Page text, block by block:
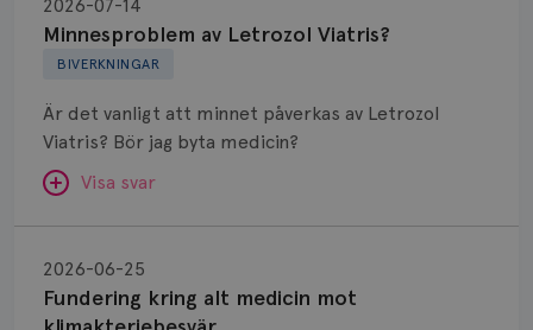
BIVERKNINGAR
Minnesproblem av Letrozol Viatris?
2026-07-14
Är det vanligt att minnet påverkas av Letrozol
Viatris? Bör jag byta medicin?
Visa svar
SVAR:
Hej. Oavsett vilken hormonsänkande behandling
Letrozol
Viatris?
Fundering kring alt medicin mot
2026-06-25
kring
medicin